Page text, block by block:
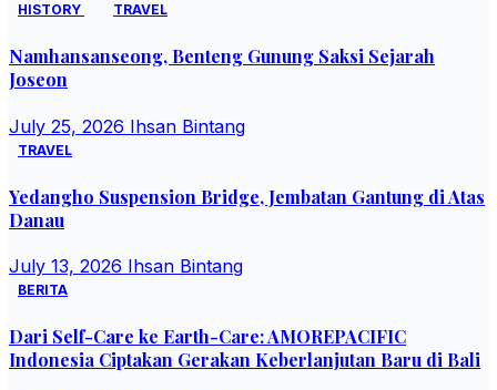
HISTORY TRAVEL
Namhansanseong, Benteng Gunung Saksi Sejarah
Joseon
July 25, 2026 Ihsan Bintang
TRAVEL
Yedangho Suspension Bridge, Jembatan Gantung di Atas
Danau
July 13, 2026 Ihsan Bintang
BERITA
Dari Self-Care ke Earth-Care: AMOREPACIFIC
Indonesia Ciptakan Gerakan Keberlanjutan Baru di Bali